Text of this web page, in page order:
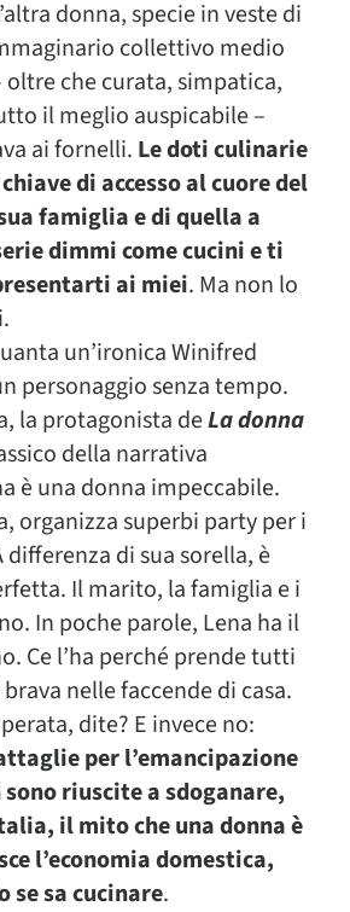
donna, specie in veste di
collettivo medio
oltre che curata, simpatica,
il meglio auspicabile –
ai fornelli. Le doti culinarie
di accesso al cuore del
famiglia e di quella a
dimmi come cucini e ti
ai miei. Ma non lo
un’ironica Winifred
personaggio senza tempo.
la protagonista deLa donna
della narrativa
è una donna impeccabile.
organizza superbi party per i
di sua sorella, è
Il marito, la famiglia e i
In poche parole, Lena ha il
Ce l’ha perché prende tutti
nelle faccende di casa.
dite? E invece no:
per l’emancipazione
riuscite a sdoganare,
il mito che una donna è
l’economia domestica,
sa cucinare.